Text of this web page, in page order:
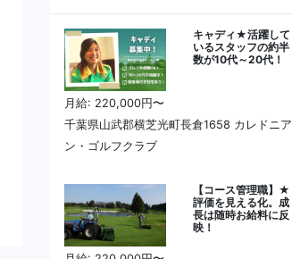
キャディ★活躍して
いるスタッフの約半
数が10代～20代！
月給: 220,000円〜
千葉県山武郡横芝光町長倉1658 カレドニア
ン・ゴルフクラブ
【コース管理職】★
評価を見える化。成
長は随時お給料に反
映！